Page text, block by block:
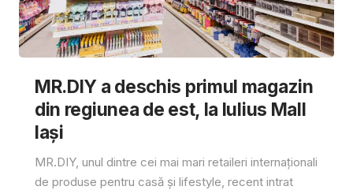
MR.DIY a deschis primul magazin
din regiunea de est, la Iulius Mall
Iași
MR.DIY, unul dintre cei mai mari retaileri internaționali
de produse pentru casă și lifestyle, recent intrat